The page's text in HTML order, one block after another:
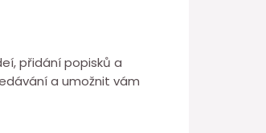
přidání popisků a
a umožnit vám